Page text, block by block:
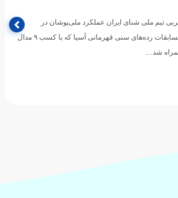
الحسین(ع) و یاران وفادارش در مسیر دفاع از حقیقت،
عزت و ارزش‌های انسانی…